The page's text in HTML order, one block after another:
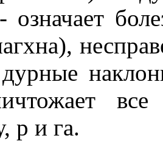
означает
р и га.